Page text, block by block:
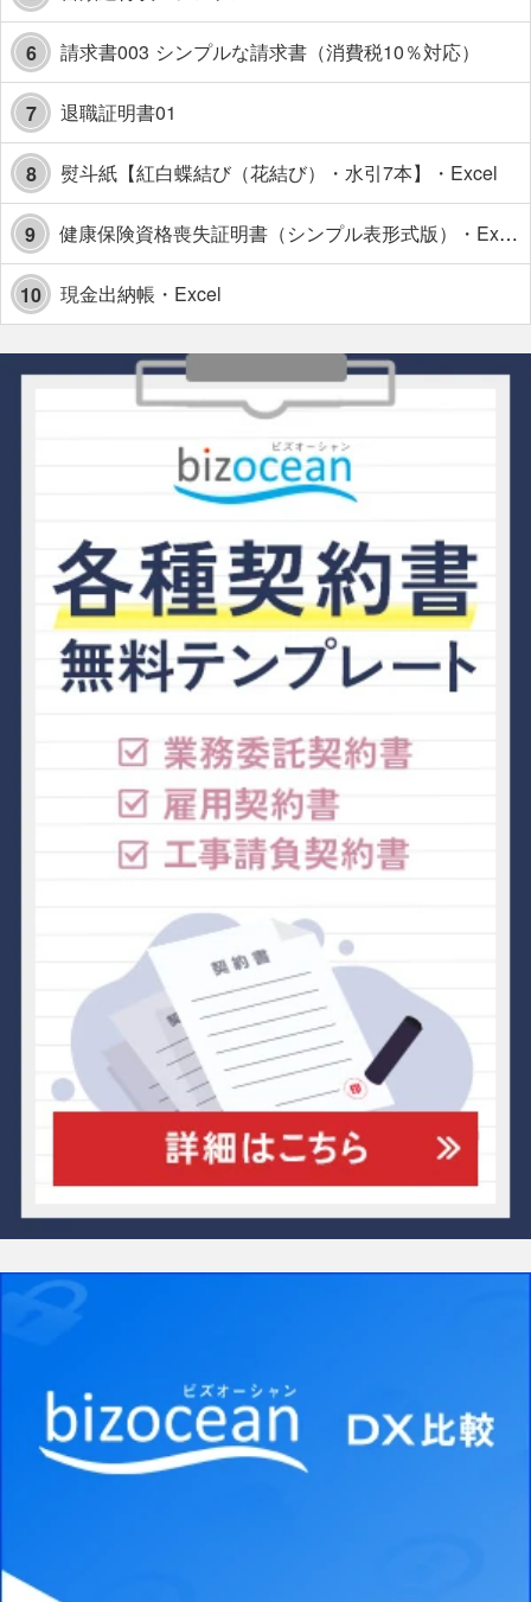
6 請求書003 シンプルな請求書（消費税10％対応）
7 退職証明書01
8 熨斗紙【紅白蝶結び（花結び）・水引7本】・Excel
9 健康保険資格喪失証明書（シンプル表形式版）・Excel【見本付き】
10 現金出納帳・Excel